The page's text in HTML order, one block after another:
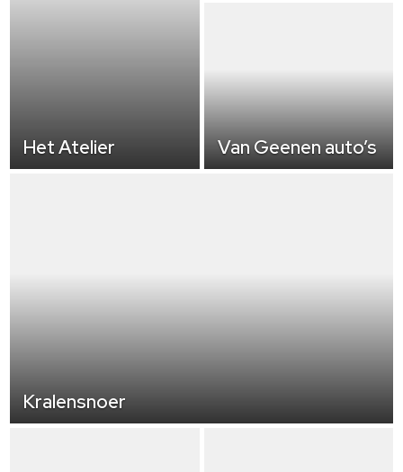
Het Atelier
Kralensnoer
Van Geenen auto’s